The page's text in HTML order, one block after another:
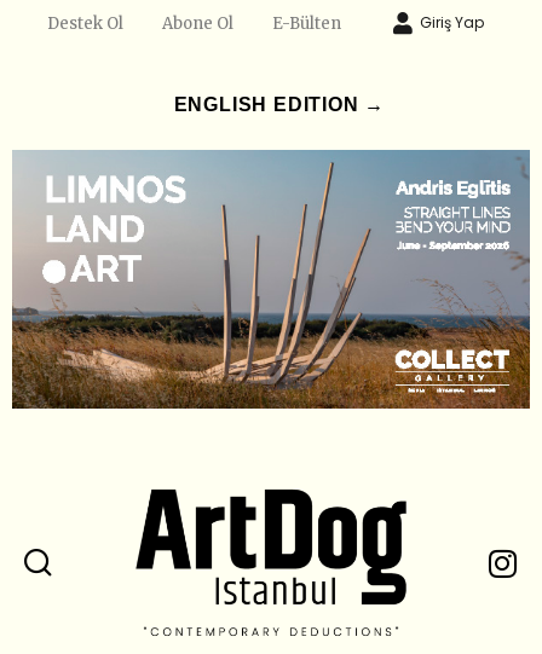
Destek Ol Abone Ol E-Bülten Giriş Yap
ENGLISH EDITION →